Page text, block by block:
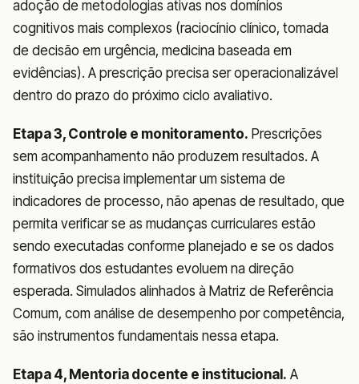
adoção de metodologias ativas nos domínios
cognitivos mais complexos (raciocínio clínico, tomada
de decisão em urgência, medicina baseada em
evidências). A prescrição precisa ser operacionalizável
dentro do prazo do próximo ciclo avaliativo.
Etapa 3, Controle e monitoramento. Prescrições
sem acompanhamento não produzem resultados. A
instituição precisa implementar um sistema de
indicadores de processo, não apenas de resultado, que
permita verificar se as mudanças curriculares estão
sendo executadas conforme planejado e se os dados
formativos dos estudantes evoluem na direção
esperada. Simulados alinhados à Matriz de Referência
Comum, com análise de desempenho por competência,
são instrumentos fundamentais nessa etapa.
Etapa 4, Mentoria docente e institucional. A